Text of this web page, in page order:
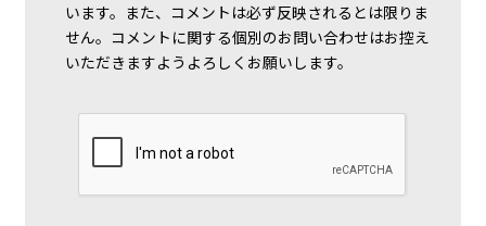
います。また、コメントは必ず反映されるとは限りま
せん。コメントに関する個別のお問い合わせはお控え
いただきますようよろしくお願いします。